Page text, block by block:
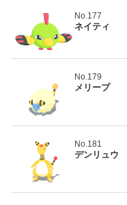
No.177
ネイティ
No.179
メリープ
No.181
デンリュウ